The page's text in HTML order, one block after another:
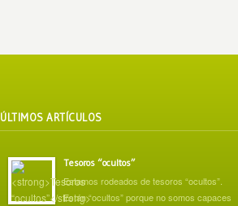
ÚLTIMOS ARTÍCULOS
Tesoros “ocultos”
Estamos rodeados de tesoros “ocultos”.
Están “ocultos” porque no somos capaces